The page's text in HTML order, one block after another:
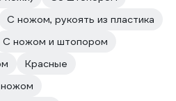
С ножом, рукоять из пластика
С ножом и штопором
Красные